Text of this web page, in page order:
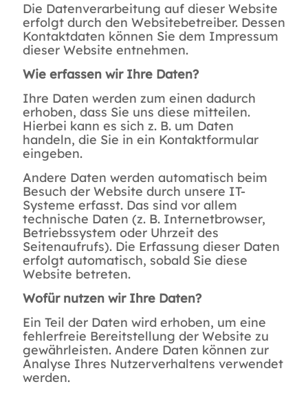
Die Datenverarbeitung auf dieser Website
erfolgt durch den Websitebetreiber. Dessen
Kontaktdaten können Sie dem Impressum
dieser Website entnehmen.
Wie erfassen wir Ihre Daten?
Ihre Daten werden zum einen dadurch
erhoben, dass Sie uns diese mitteilen.
Hierbei kann es sich z. B. um Daten
handeln, die Sie in ein Kontaktformular
eingeben.
Andere Daten werden automatisch beim
Besuch der Website durch unsere IT-
Systeme erfasst. Das sind vor allem
technische Daten (z. B. Internetbrowser,
Betriebssystem oder Uhrzeit des
Seitenaufrufs). Die Erfassung dieser Daten
erfolgt automatisch, sobald Sie diese
Website betreten.
Wofür nutzen wir Ihre Daten?
Ein Teil der Daten wird erhoben, um eine
fehlerfreie Bereitstellung der Website zu
gewährleisten. Andere Daten können zur
Analyse Ihres Nutzerverhaltens verwendet
werden.